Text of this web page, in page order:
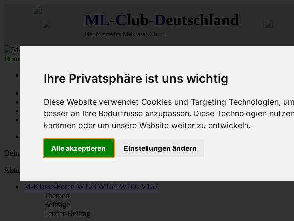
Ihre Privatsphäre ist uns wichtig
Diese Website verwendet Cookies und Targeting Technologien,
besser an Ihre Bedürfnisse anzupassen. Diese Technologien
kommen oder um unsere Website weiter zu entwickeln.
Alle akzeptieren Einstellungen ändern
ML-Club-Deutschland
Der Mercedes M-Klasse Club!
10 aus 27
Schnellzugriff
MLCD-Ausstellung
Forennutzer
MLCD-Seiten MLCD-Foren-Übersicht
Dein letzter Besuch: 6. Aug 2026, 10:26
Aktuelle Zeit: 6. Aug 2026, 10:26
M-Klasse-Foren W163 W164 W166 V167
Themen
Beiträge
Letzter Beitrag